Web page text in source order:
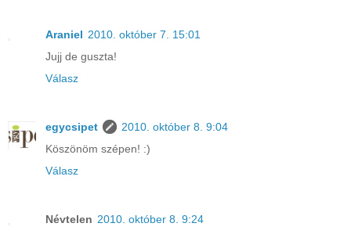
Araniel 2010. október 7. 15:01
Jujj de guszta!
Válasz
egycsipet
2010. október 8. 9:04
Köszönöm szépen! :)
Válasz
Névtelen 2010. október 8. 9:24